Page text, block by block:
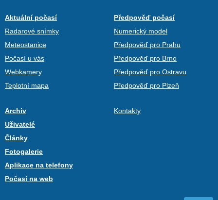
Aktuální počasí
Radarové snímky
Meteostanice
Počasí u vás
Webkamery
Teplotní mapa
Předpověď počasí
Numerický model
Předpověď pro Prahu
Předpověď pro Brno
Předpověď pro Ostravu
Předpověď pro Plzeň
Archiv
Uživatelé
Články
Fotogalerie
Aplikace na telefony
Počasí na web
Kontakty